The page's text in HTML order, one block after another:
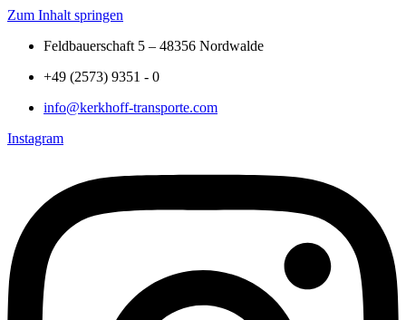
Zum Inhalt springen
Feldbauerschaft 5 – 48356 Nordwalde
+49 (2573) 9351 - 0
info@kerkhoff-transporte.com
Instagram